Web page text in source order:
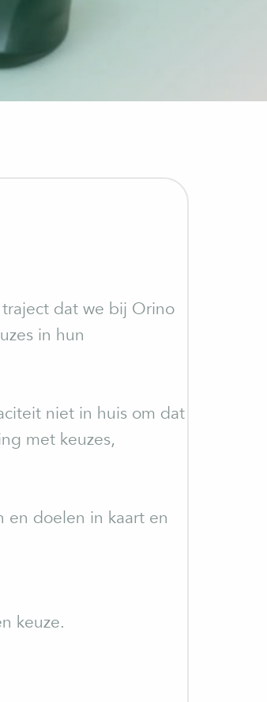
dat we bij Orino
in hun
niet in huis om dat
met keuzes,
en doelen in kaart en
keuze.